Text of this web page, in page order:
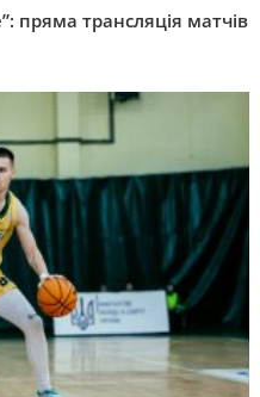
пряма трансляція матчів